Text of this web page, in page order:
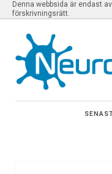
Denna webbsida är endast
förskrivningsrätt.